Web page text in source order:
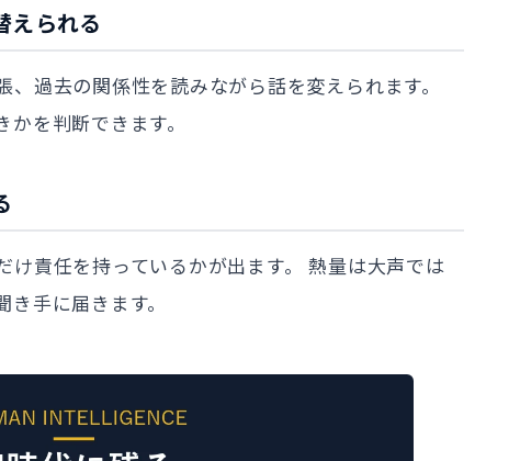
えられる
過去の関係性を読みながら話を変えられます。
を判断できます。
け責任を持っているかが出ます。 熱量は大声では
手に届きます。